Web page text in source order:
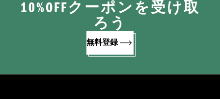
10%OFFクーポンを受け取
ろう
無料登録